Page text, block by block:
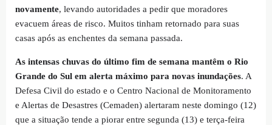
novamente, levando autoridades a pedir que moradores
evacuem áreas de risco. Muitos tinham retornado para suas
casas após as enchentes da semana passada.
As intensas chuvas do último fim de semana mantêm o Rio
Grande do Sul em alerta máximo para novas inundações. A
Defesa Civil do estado e o Centro Nacional de Monitoramento
e Alertas de Desastres (Cemaden) alertaram neste domingo (12)
que a situação tende a piorar entre segunda (13) e terça-feira